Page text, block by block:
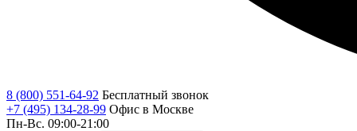
8 (800) 551-64-92 Бесплатный звонок
+7 (495) 134-28-99 Офис в Москве
Пн-Вс. 09:00-21:00